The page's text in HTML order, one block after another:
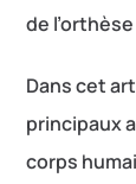
de
Dans cet
principaux
corps